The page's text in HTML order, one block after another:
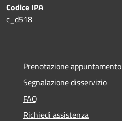
Codice IPA
c_d518
Prenotazione appuntamento
Segnalazione disservizio
FAQ
Richiedi assistenza